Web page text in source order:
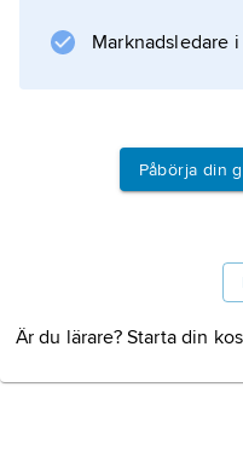
Information
Marknadsledare
Påbörja din
Är du lärare? Starta din